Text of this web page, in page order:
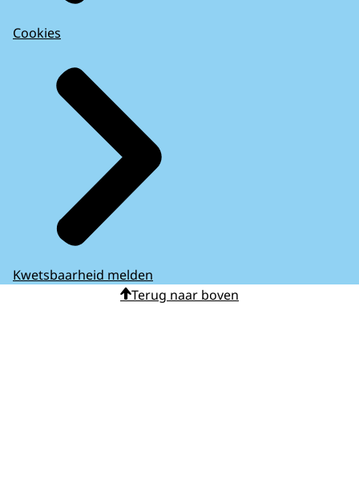
Cookies
Kwetsbaarheid melden
Terug naar boven